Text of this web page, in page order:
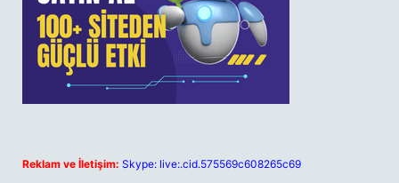
Reklam ve İletişim: Skype: live:.cid.575569c608265c69